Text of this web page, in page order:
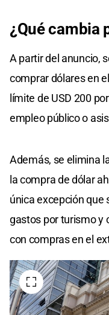
¿Qué cambia
A partir del anuncio,
comprar dólares en
límite de USD 200
empleo público o
Además, se elimina
la compra de dólar
única excepción que
gastos por turismo y
con compras en el